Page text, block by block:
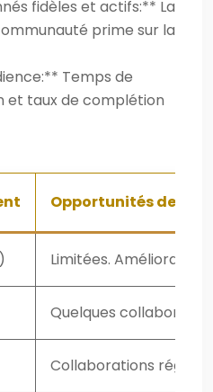
fidèles et actifs:** La
prime sur la
Temps de
et taux de complétion
Opportunités de
Limitées.
Quelques
Collaborations